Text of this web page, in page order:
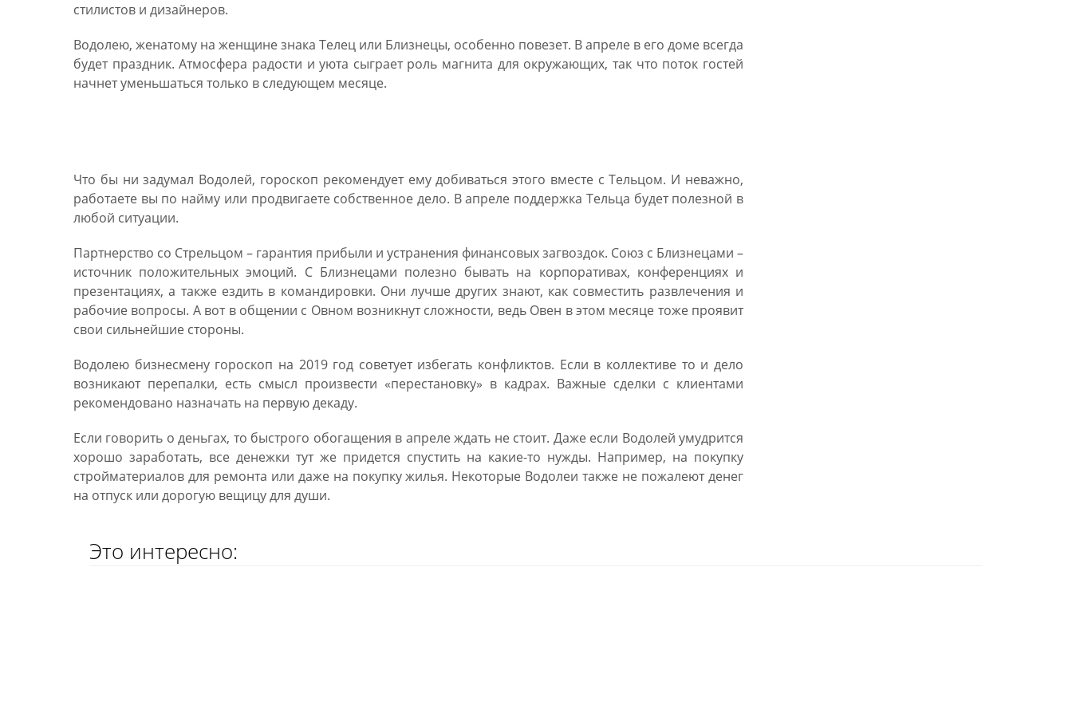
стилистов и дизайнеров.
Водолею, женатому на женщине знака Телец или Близнецы, особенно повезет. В апреле в его доме всегда
будет праздник. Атмосфера радости и уюта сыграет роль магнита для окружающих, так что поток гостей
начнет уменьшаться только в следующем месяце.
Что бы ни задумал Водолей, гороскоп рекомендует ему добиваться этого вместе с Тельцом. И неважно,
работаете вы по найму или продвигаете собственное дело. В апреле поддержка Тельца будет полезной в
любой ситуации.
Партнерство со Стрельцом – гарантия прибыли и устранения финансовых загвоздок. Союз с Близнецами –
источник положительных эмоций. С Близнецами полезно бывать на корпоративах, конференциях и
презентациях, а также ездить в командировки. Они лучше других знают, как совместить развлечения и
рабочие вопросы. А вот в общении с Овном возникнут сложности, ведь Овен в этом месяце тоже проявит
свои сильнейшие стороны.
Водолею бизнесмену гороскоп на 2019 год советует избегать конфликтов. Если в коллективе то и дело
возникают перепалки, есть смысл произвести «перестановку» в кадрах. Важные сделки с клиентами
рекомендовано назначать на первую декаду.
Если говорить о деньгах, то быстрого обогащения в апреле ждать не стоит. Даже если Водолей умудрится
хорошо заработать, все денежки тут же придется спустить на какие-то нужды. Например, на покупку
стройматериалов для ремонта или даже на покупку жилья. Некоторые Водолеи также не пожалеют денег
на отпуск или дорогую вещицу для души.
Это интересно: